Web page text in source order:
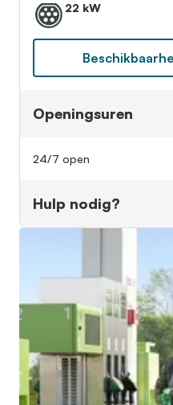
22 kW
Openingsuren
24/7 open
Hulp nodig?